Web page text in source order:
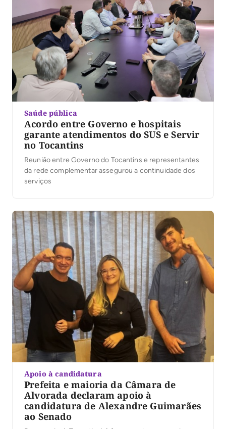
Saúde pública
Acordo entre Governo e hospitais
garante atendimentos do SUS e Servir
no Tocantins
Reunião entre Governo do Tocantins e representantes
da rede complementar assegurou a continuidade dos
serviços
Apoio à candidatura
Prefeita e maioria da Câmara de
Alvorada declaram apoio à
candidatura de Alexandre Guimarães
ao Senado